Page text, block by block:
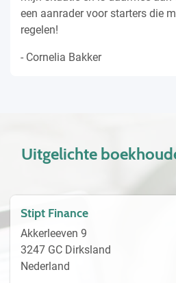
- Bastiaan van de Veen
Uitgelichte
Stipt Finance
Akkerleeven 9
3247 GC Dirksland
Nederland